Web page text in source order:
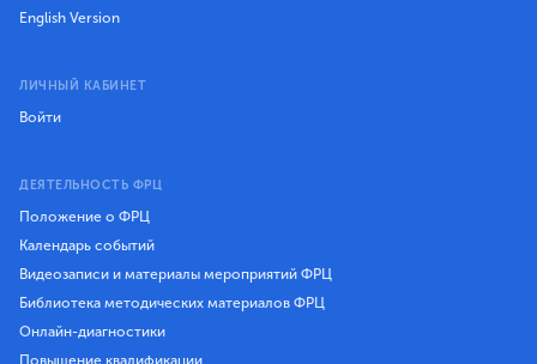
English Version
ЛИЧНЫЙ КАБИНЕТ
Войти
ДЕЯТЕЛЬНОСТЬ ФРЦ
Положение о ФРЦ
Календарь событий
Видеозаписи и материалы мероприятий ФРЦ
Библиотека методических материалов ФРЦ
Онлайн-диагностики
Повышение квалификации